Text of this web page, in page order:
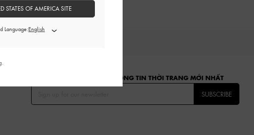
ĐĂNG KÝ ĐỂ NHẬN CÁC THÔNG TIN THỜI TRANG MỚI NHẤT
SUBSCRIBE
STATES OF AMERICA SITE
Language: